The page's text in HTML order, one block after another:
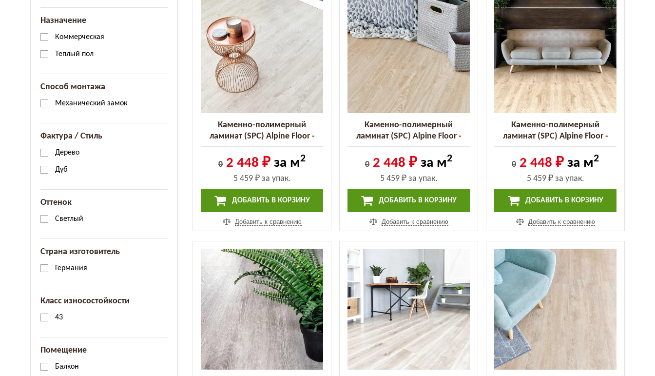
Назначение
Коммерческая
Теплый пол
Способ монтажа
Механический замок
Фактура / Стиль
Дерево
Дуб
Оттенок
Светлый
Страна изготовитель
Германия
Класс износостойкости
43
Помещение
Балкон
Каменно-полимерный
ламинат (SPC) Alpine Floor -
Classic Дуб Арктик (ECO 134-7
MC)
0 2 448 ₽ за м2
5 459 ₽за упак.
ДОБАВИТЬ В КОРЗИНУ
Добавить к сравнению
Каменно-полимерный
ламинат (SPC) Alpine Floor -
Classic Ясень Макао (ECO 106-1
MC)
0 2 448 ₽ за м2
5 459 ₽за упак.
ДОБАВИТЬ В КОРЗИНУ
Добавить к сравнению
Каменно-полимерный
ламинат (SPC) Alpine Floor -
Classic Дуб ваниль (ECO 106-2
MC)
0 2 448 ₽ за м2
5 459 ₽за упак.
ДОБАВИТЬ В КОРЗИНУ
Добавить к сравнению